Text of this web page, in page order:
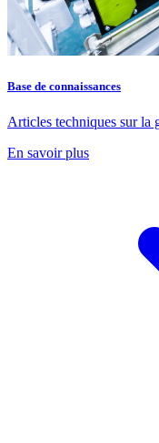
Base de connaissances
Articles techniques sur la
En savoir plus